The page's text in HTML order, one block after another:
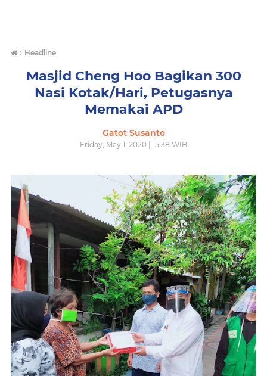
› Headline
Masjid Cheng Hoo Bagikan 300
Nasi Kotak/Hari, Petugasnya
Memakai APD
Gatot Susanto
Friday, May 1, 2020 | 15:38 WIB